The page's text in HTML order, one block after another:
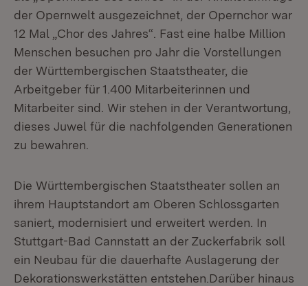
der Opernwelt ausgezeichnet, der Opernchor war
12 Mal „Chor des Jahres“. Fast eine halbe Million
Menschen besuchen pro Jahr die Vorstellungen
der Württembergischen Staatstheater, die
Arbeitgeber für 1.400 Mitarbeiterinnen und
Mitarbeiter sind. Wir stehen in der Verantwortung,
dieses Juwel für die nachfolgenden Generationen
zu bewahren.
Die Württembergischen Staatstheater sollen an
ihrem Hauptstandort am Oberen Schlossgarten
saniert, mo­dernisiert und erweitert werden. In
Stuttgart-Bad Cannstatt an der Zuckerfabrik soll
ein Neubau für die dauerhafte Auslagerung der
Dekorationswerkstätten entstehen.Darüber hinaus